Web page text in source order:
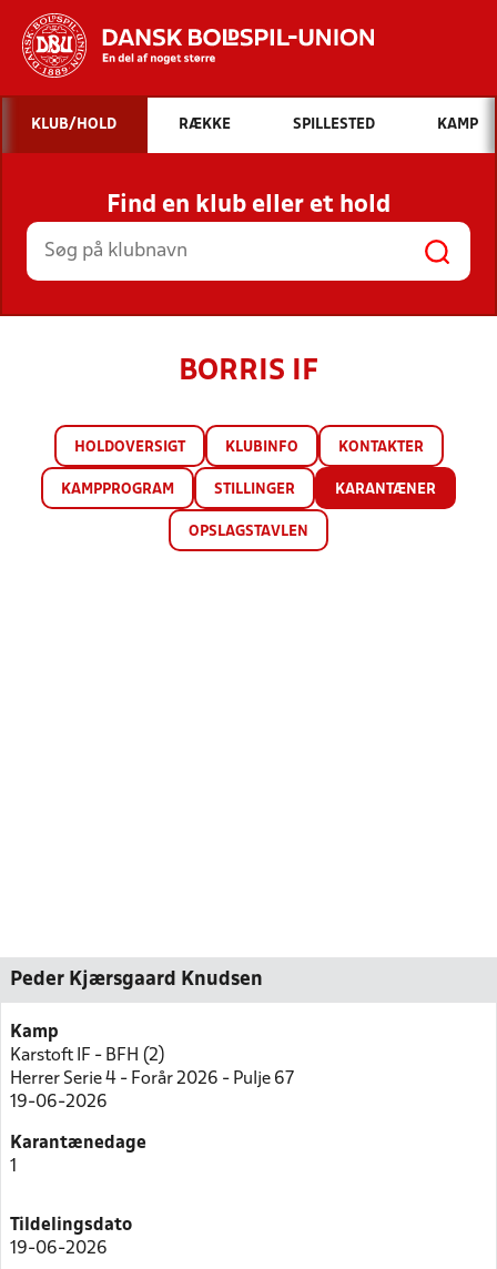
Hvad vil du søge efter?
INDHOLD OG NYHEDER
STILLINGER, RESULTATER, KLUBBER OG
HOLD
KLUB/HOLD RÆKKE SPILLESTED KAMP
Find en klub eller et hold
BORRIS IF
HOLDOVERSIGT KLUBINFO KONTAKTER
KAMPPROGRAM STILLINGER KARANTÆNER
OPSLAGSTAVLEN
Peder Kjærsgaard Knudsen
Kamp
Karstoft IF - BFH (2)
Herrer Serie 4 - Forår 2026 - Pulje 67
19-06-2026
Karantænedage
1
Tildelingsdato
19-06-2026